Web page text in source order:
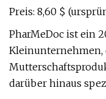
Preis: 8,60 $
PharMeDoc ist ein
Kleinunternehmen,
darüber hinaus